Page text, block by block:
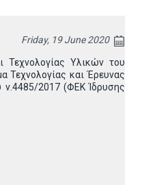
Friday, 19 June 2020
Τεχνολογίας Υλικών του
Τεχνολογίας και Έρευνας
ν.4485/2017 (ΦΕΚ Ίδρυσης